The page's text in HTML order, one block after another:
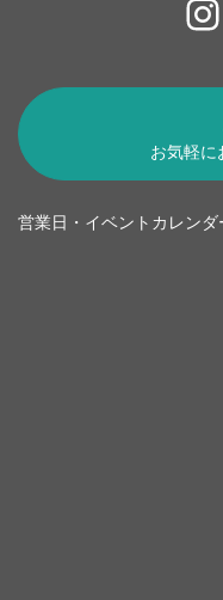
お気軽に
営業日・イベントカレンダ